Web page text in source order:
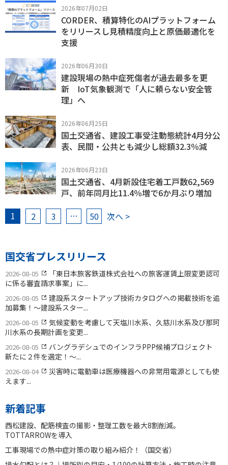
2026年07月02日
CORDER、積算特化のAIプラットフォーム
をリリースし見積精度向上と原価最適化を
支援
2026年06月30日
建設現場の熱中症死傷者が過去最多を更
新 IoT気象観測で「人に頼らない安全管
理」へ
2026年06月25日
国土交通省、建設工事受注動態統計4月分公
表、民間・公共とも減少し総額32.3％減
2026年06月23日
国土交通省、4月新設住宅着工戸数62,569
戸、前年同月比11.4％増で6か月ぶり増加
1
2 3 … 50 次へ >
国交省プレスリリース
2026-08-05
「東日本旅客鉄道株式会社への旅客運賃上限変更認可
に係る審査請求事案」に...
2026-08-05
建設系スタートアップ技術カタログへの掲載技術を追
加募集！〜建設系スター...
2026-08-05
気候変動を考慮して天塩川水系、久慈川水系及び那珂
川水系の長期計画を変更...
2026-08-05
バングラデシュでのインフラPPP候補プロジェクト
新たに２件を選定！〜...
2026-08-04
災害時に電動車は医療機器への非常用電源としても使
えます...
新着記事
西松建設、配筋検査の撮影・整理工数を最大8割削減。
TOTTARROWを導入
工事現場での熱中症対策の取り組み紹介！（国交省）